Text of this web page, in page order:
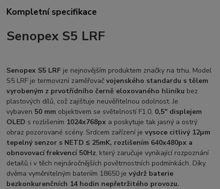
Kompletní specifikace
Senopex S5 LRF
Senopex S5 LRF je nejnovějším produktem značky na trhu. Model
S5 LRF je termovizní zaměřovačvojenského standardu s tělem
vyrobeným z prvotřídního černě eloxovaného hliníku bez
plastových dílů, což zajišťuje neuvěřitelnou odolnost. Je
vybaven 50 mm objektivem se světelností F1.0, 0,5" displejem
OLED s rozlišením 1024x768px a poskytuje tak jasný a ostrý
obraz pozorované scény. Srdcem zařízení jevysoce citlivý 12μm
tepelný senzor s NETD ≤ 25mK, rozlišením 640x480px a
obnovovací frekvencí 50Hz, který zaručuje vynikající rozpoznání
detailů i v těch nejnáročnějších povětrnostních podmínkách. Díky
dvěma vyměnitelným bateriím 18650 jevýdrž baterie
bezkonkurenčních 14 hodin nepřetržitého provozu.